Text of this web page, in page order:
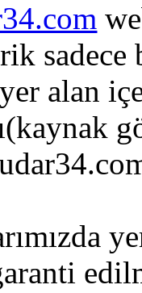
sadece
yer alan